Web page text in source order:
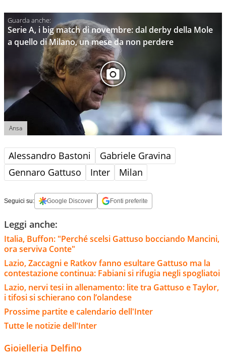
Serie A, i big match di novembre: dal derby della Mole
a quello di Milano, un mese da non perdere
Ansa
Alessandro Bastoni
Gabriele Gravina
Gennaro Gattuso
Inter Milan
Seguici su: Google Discover Fonti preferite
Leggi anche:
Italia, Buffon: "Perché scelsi Gattuso bocciando Mancini,
ora serviva Conte"
Lazio, Zaccagni e Ratkov fanno esultare Gattuso ma la
contestazione continua: Fabiani si rifugia negli spogliatoi
Lazio, nervi tesi in allenamento: lite tra Gattuso e Taylor,
i tifosi si schierano con l’olandese
Prossime partite e calendario dell'Inter
Tutte le notizie dell'Inter
Gioielleria Delfino